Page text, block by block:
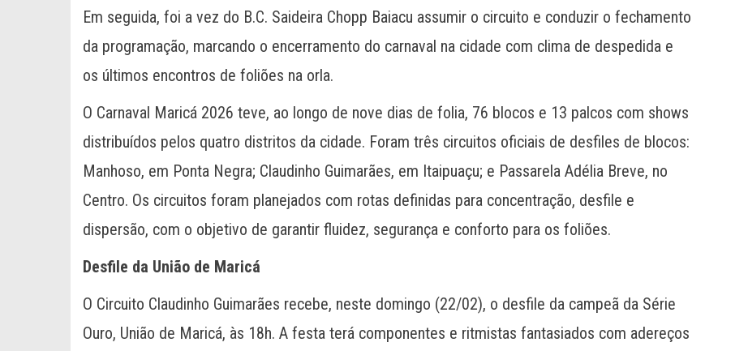
Em seguida, foi a vez do B.C. Saideira Chopp Baiacu assumir o circuito e conduzir o fechamento
da programação, marcando o encerramento do carnaval na cidade com clima de despedida e
os últimos encontros de foliões na orla.
O Carnaval Maricá 2026 teve, ao longo de nove dias de folia, 76 blocos e 13 palcos com shows
distribuídos pelos quatro distritos da cidade. Foram três circuitos oficiais de desfiles de blocos:
Manhoso, em Ponta Negra; Claudinho Guimarães, em Itaipuaçu; e Passarela Adélia Breve, no
Centro. Os circuitos foram planejados com rotas definidas para concentração, desfile e
dispersão, com o objetivo de garantir fluidez, segurança e conforto para os foliões.
Desfile da União de Maricá
O Circuito Claudinho Guimarães recebe, neste domingo (22/02), o desfile da campeã da Série
Ouro, União de Maricá, às 18h. A festa terá componentes e ritmistas fantasiados com adereços